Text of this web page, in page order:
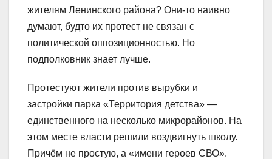
жителям Ленинского района? Они-то наивно
думают, будто их протест не связан с
политической оппозиционностью. Но
подполковник знает лучше.
Протестуют жители против вырубки и
застройки парка «Территория детства» —
единственного на несколько микрорайонов. На
этом месте власти решили воздвигнуть школу.
Причём не простую, а «имени героев СВО».